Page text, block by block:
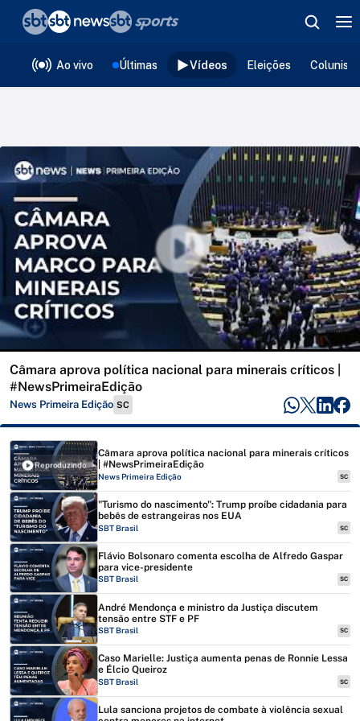
Ao vivo Últimas Vídeos Eleições
Câmara aprova política nacional para minerais críticos |
#NewsPrimeiraEdição
News Primeira Edição SC
Reproduzindo
Câmara aprova política nacional para minerais críticos
| #NewsPrimeiraEdição
News Primeira Edição SC
"Turismo do nascimento": Trump proíbe cidadania para
bebês de estrangeiras nos EUA
SBT Brasil SC
Flávio Bolsonaro comenta escolha de Alfredo Gaspar
para vice-presidente
SBT Brasil SC
André Mendonça e ministro da Justiça discutem
tensão entre STF e PF
SBT Brasil SC
Caso Marielle: Justiça aumenta penas de Ronnie Lessa
e Élcio Queiroz
SBT Brasil SC
Lula sanciona projetos de combate à violência sexual
❮voltar
Editorias